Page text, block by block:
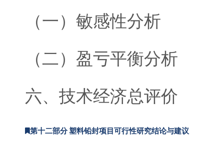
（一）敏感性分析
（二）盈亏平衡分析
六、技术经济总评价
第十二部分 塑料铅封项目可行性研究结论与建议